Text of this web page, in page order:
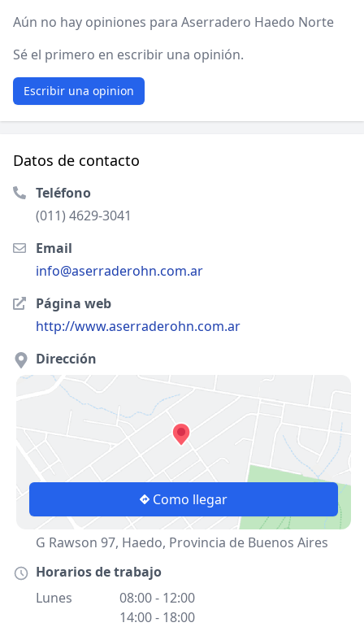
Aún no hay opiniones para Aserradero Haedo Norte
Sé el primero en escribir una opinión.
Escribir una opinion
Datos de contacto
Teléfono
(011) 4629-3041
Email
info@aserraderohn.com.ar
Página web
http://www.aserraderohn.com.ar
Dirección
Como llegar
G Rawson 97, Haedo, Provincia de Buenos Aires
Horarios de trabajo
Lunes
08:00 - 12:00
14:00 - 18:00